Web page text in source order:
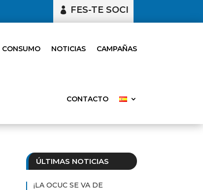
FES-TE SOCI
CONSUMO NOTICIAS CAMPAÑAS
CONTACTO
ÚLTIMAS NOTICIAS
¡LA OCUC SE VA DE